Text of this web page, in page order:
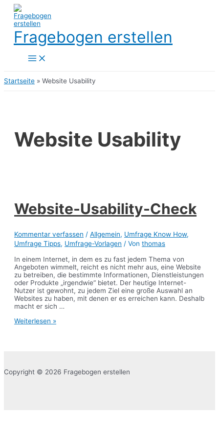
Zum
Inhalt
springen
Fragebogen erstellen
Main
Menu
Startseite » Website Usability
Website Usability
Website-Usability-Check
Kommentar verfassen /Allgemein, Umfrage Know How,
Umfrage Tipps, Umfrage-Vorlagen / Vonthomas
In einem Internet, in dem es zu fast jedem Thema von
Angeboten wimmelt, reicht es nicht mehr aus, eine Website
zu betreiben, die bestimmte Informationen, Dienstleistungen
oder Produkte „irgendwie“ bietet. Der heutige Internet-
Nutzer ist gewohnt, zu jedem Ziel eine große Auswahl an
Websites zu haben, mit denen er es erreichen kann. Deshalb
macht er sich …
Website-
Weiterlesen »
Copyright © 2026 Fragebogen erstellen